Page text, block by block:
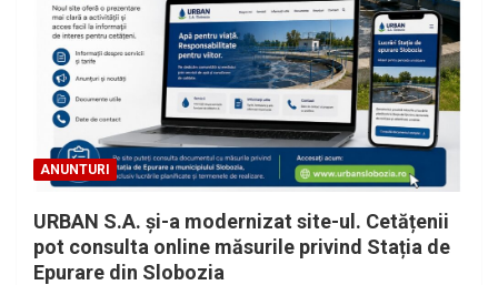
ANUNTURI
URBAN S.A. și-a modernizat site-ul. Cetățenii
pot consulta online măsurile privind Stația de
Epurare din Slobozia